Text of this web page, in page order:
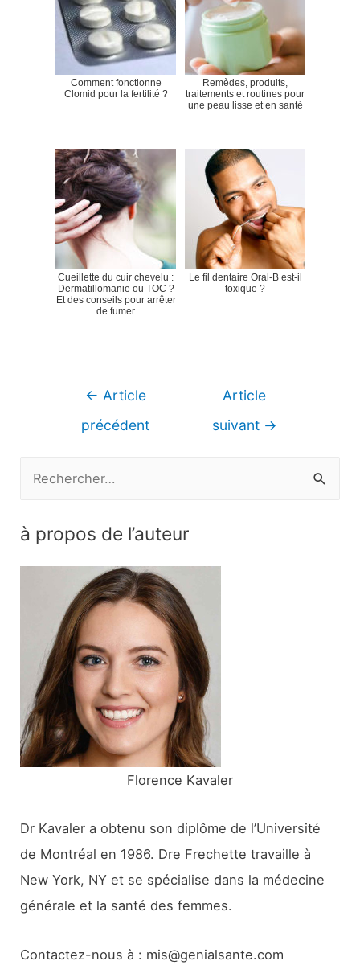
Comment fonctionne
Clomid pour la fertilité ?
Remèdes, produits,
traitements et routines pour
une peau lisse et en santé
Cueillette du cuir chevelu :
Dermatillomanie ou TOC ?
Et des conseils pour arrêter
de fumer
Le fil dentaire Oral-B est-il
toxique ?
Navigation
← Article
précédent
Article
suivant →
h
:
à propos de l’auteur
Florence Kavaler
Dr Kavaler a obtenu son diplôme de l’Université
de Montréal en 1986. Dre Frechette travaille à
New York, NY et se spécialise dans la médecine
générale et la santé des femmes.
Contactez-nous à : mis@genialsante.com